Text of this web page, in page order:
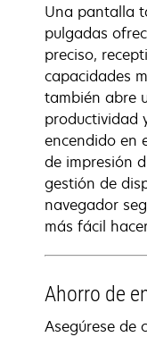
Una pantalla
pulgadas
preciso,
capacidades
también abre
productividad
encendido en
de impresión
gestión de
navegador
más fácil
Ahorro de
Asegúrese de